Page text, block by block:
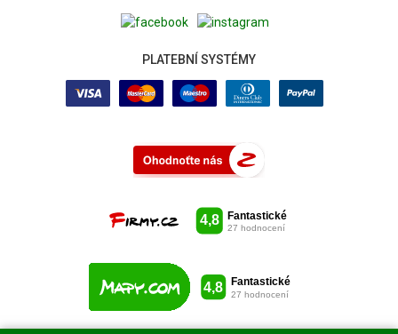
PLATEBNÍ SYSTÉMY